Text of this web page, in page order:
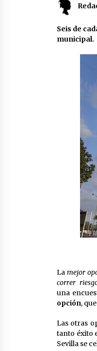
Seis de
municipal.
La mejor
correr
una
opción,
Las otras
tanto éxito
Sevilla se